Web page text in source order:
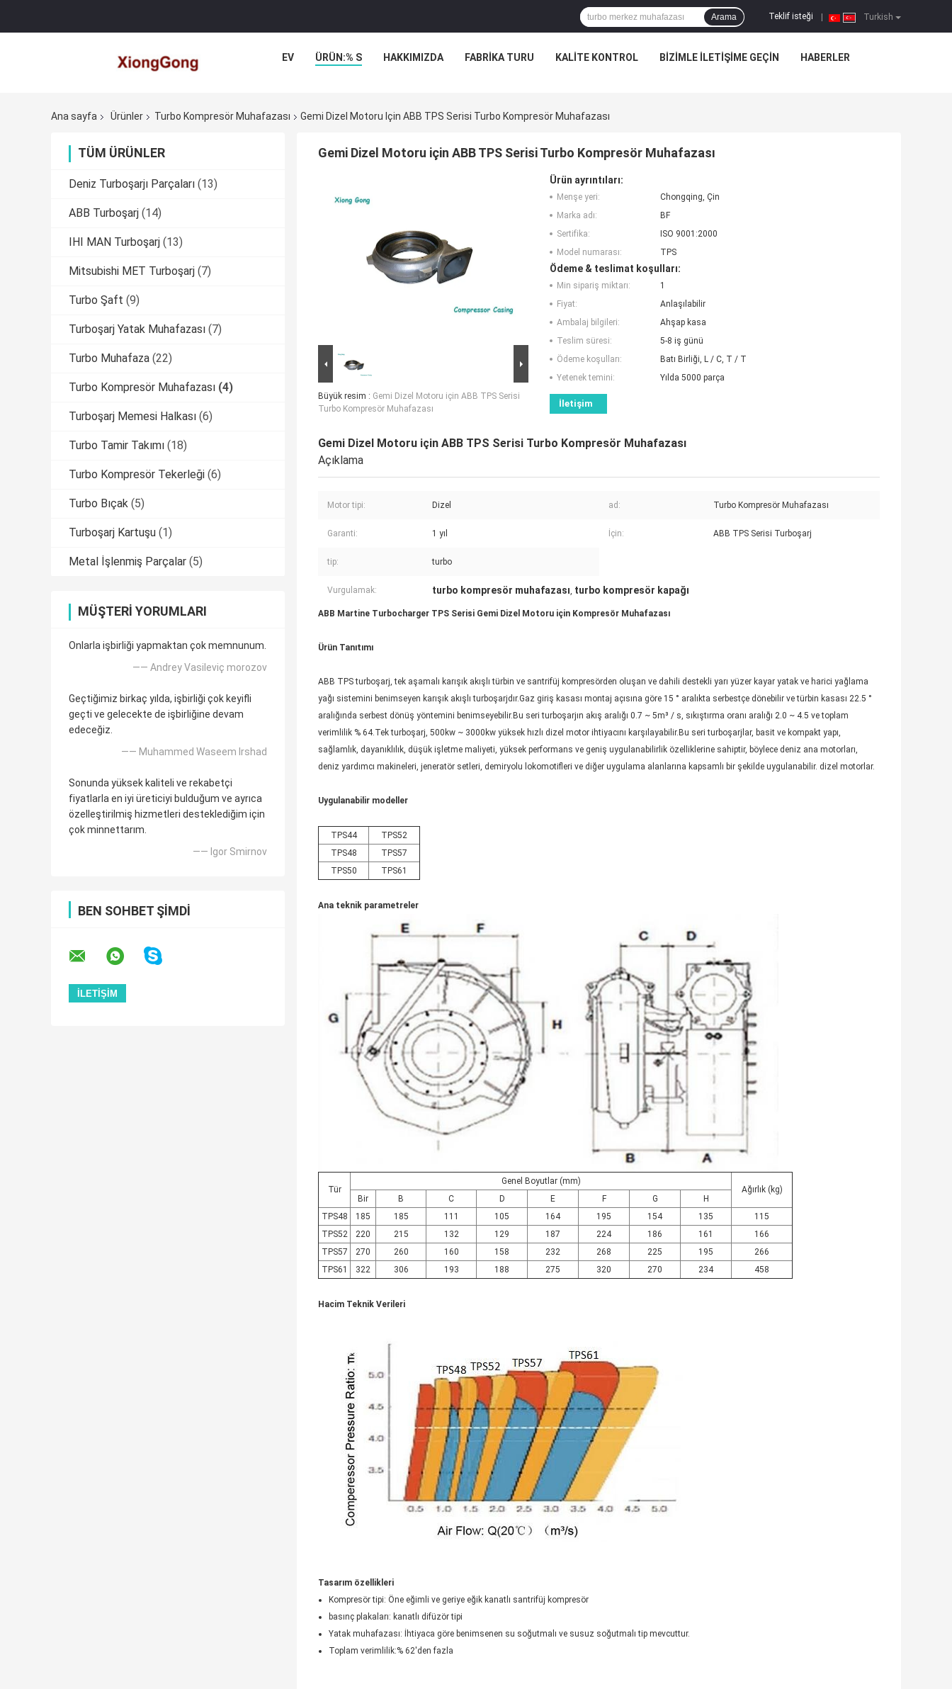
Turkish
Teklif isteği
Arama
EV ÜRÜN:% S HAKKIMIZDA FABRIKA TURU KALITE KONTROL BIZIMLE ILETIŞIME GEÇIN HABERLER
Ana sayfa Ürünler Turbo Kompresör Muhafazası Gemi Dizel Motoru Için ABB TPS Serisi Turbo Kompresör Muhafazası
TÜM ÜRÜNLER
Deniz Turboşarjı Parçaları (13)
ABB Turboşarj (14)
IHI MAN Turboşarj (13)
Mitsubishi MET Turboşarj (7)
Turbo Şaft (9)
Turboşarj Yatak Muhafazası (7)
Turbo Muhafaza (22)
Turbo Kompresör Muhafazası (4)
Turboşarj Memesi Halkası (6)
Turbo Tamir Takımı (18)
Turbo Kompresör Tekerleği (6)
Turbo Bıçak (5)
Turboşarj Kartuşu (1)
Metal İşlenmiş Parçalar (5)
MÜŞTERI YORUMLARI
Onlarla işbirliği yapmaktan çok memnunum.
—— Andrey Vasileviç morozov
Geçtiğimiz birkaç yılda, işbirliği çok keyifli
geçti ve gelecekte de işbirliğine devam
edeceğiz.
—— Muhammed Waseem Irshad
Sonunda yüksek kaliteli ve rekabetçi
fiyatlarla en iyi üreticiyi bulduğum ve ayrıca
özelleştirilmiş hizmetleri desteklediğim için
çok minnettarım.
—— Igor Smirnov
BEN SOHBET ŞIMDI
Gemi Dizel Motoru için ABB TPS Serisi Turbo Kompresör Muhafazası
Büyük resim : Gemi Dizel Motoru için ABB TPS Serisi
Turbo Kompresör Muhafazası
Ürün ayrıntıları:
Menşe yeri:
Chongqing, Çin
Marka adı:
BF
Sertifika:
ISO 9001:2000
Model numarası:
TPS
Ödeme & teslimat koşulları:
Min sipariş miktarı:
1
Fiyat:
Anlaşılabilir
Ambalaj bilgileri:
Ahşap kasa
Teslim süresi:
5-8 iş günü
Ödeme koşulları:
Batı Birliği, L / C, T / T
Yetenek temini:
Yılda 5000 parça
İletişim
Gemi Dizel Motoru için ABB TPS Serisi Turbo Kompresör Muhafazası
Açıklama
Motor tipi: Dizel ad: Turbo Kompresör Muhafazası
Garanti: 1 yıl İçin: ABB TPS Serisi Turboşarj
tip: turbo
Vurgulamak: turbo kompresör muhafazası, turbo kompresör kapağı
ABB Martine Turbocharger TPS Serisi Gemi Dizel Motoru için Kompresör Muhafazası
Ürün Tanıtımı
ABB TPS turboşarj, tek aşamalı karışık akışlı türbin ve santrifüj kompresörden oluşan ve dahili destekli yarı yüzer kayar yatak ve harici yağlama
yağı sistemini benimseyen karışık akışlı turboşarjdır.Gaz giriş kasası montaj açısına göre 15 ° aralıkta serbestçe dönebilir ve türbin kasası 22.5 °
aralığında serbest dönüş yöntemini benimseyebilir.Bu seri turboşarjın akış aralığı 0.7 ~ 5m³ / s, sıkıştırma oranı aralığı 2.0 ~ 4.5 ve toplam
verimlilik % 64.Tek turboşarj, 500kw ~ 3000kw yüksek hızlı dizel motor ihtiyacını karşılayabilir.Bu seri turboşarjlar, basit ve kompakt yapı,
sağlamlık, dayanıklılık, düşük işletme maliyeti, yüksek performans ve geniş uygulanabilirlik özelliklerine sahiptir, böylece deniz ana motorları,
deniz yardımcı makineleri, jeneratör setleri, demiryolu lokomotifleri ve diğer uygulama alanlarına kapsamlı bir şekilde uygulanabilir. dizel motorlar.
Uygulanabilir modeller
TPS44
TPS52
TPS48
TPS57
TPS50
TPS61
Ana teknik parametreler
Tür
Genel Boyutlar (mm)
Ağırlık (kg)
Bir
B C D E F G
H
TPS48
185 185 111 105 164 195 154 135
115
TPS52
220 215 132 129 187 224 186 161
166
TPS57
270 260 160 158 232 268 225 195
266
TPS61
322 306 193 188 275 320 270 234 458
Hacim Teknik Verileri
Tasarım özellikleri
Kompresör tipi: Öne eğimli ve geriye eğik kanatlı santrifüj kompresör
basınç plakaları: kanatlı difüzör tipi
Yatak muhafazası: İhtiyaca göre benimsenen su soğutmalı ve susuz soğutmalı tip mevcuttur.
Toplam verimlilik:% 62'den fazla